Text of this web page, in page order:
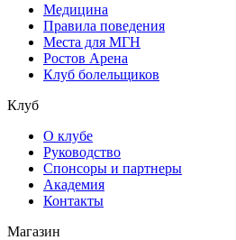
Медицина
Правила поведения
Места для МГН
Ростов Арена
Клуб болельщиков
Клуб
О клубе
Руководство
Спонсоры и партнеры
Академия
Контакты
Магазин